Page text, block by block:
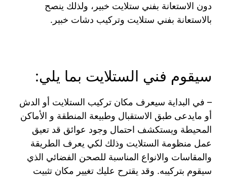
دون الاستعانة بفني ستلايت خبير، ولذلك ينصح
بالاستعانة بفني ستلايت وتركيب دشات خبير.
سيقوم فني الستلايت بما يلي:
– في البداية سيعرف مكان تركيب الستلايت أو الدش
أو مايدعى طبق الاستقبال وطبيعة المنطقة و الأماكن
المحيطة ويستكشف احتمال وجود عوائق قد تعيق
عمل منظومة الستلايت وذلك لكي يعرف الطريقة
والمقاسات والانواع المناسبة للصحن الفضائي الذي
سيقوم بتركيبه. وقد يقترح عليك تغيير مكان تثبيت